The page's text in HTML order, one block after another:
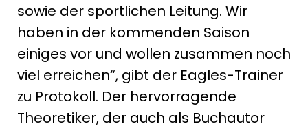
sowie der sportlichen Leitung. Wir
haben in der kommenden Saison
einiges vor und wollen zusammen noch
viel erreichen“, gibt der Eagles-Trainer
zu Protokoll. Der hervorragende
Theoretiker, der auch als Buchautor